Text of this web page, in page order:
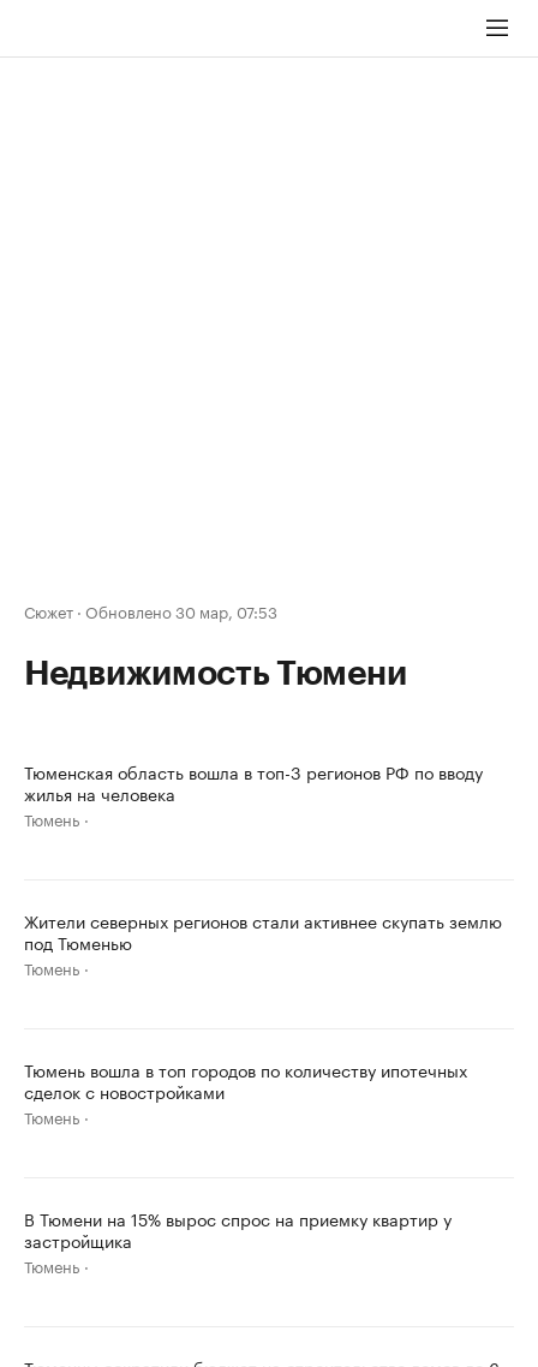
Сюжет · Обновлено 30 мар, 07:53
Недвижимость Тюмени
Тюменская область вошла в топ-3 регионов РФ по вводу
жилья на человека
Тюмень
Жители северных регионов стали активнее скупать землю
под Тюменью
Тюмень
Тюмень вошла в топ городов по количеству ипотечных
сделок с новостройками
Тюмень
В Тюмени на 15% вырос спрос на приемку квартир у
застройщика
Тюмень